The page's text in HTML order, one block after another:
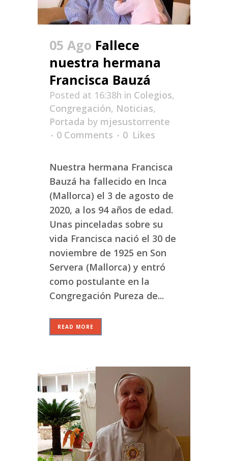
05 Ago Fallece
nuestra hermana
Francisca Bauzá
Posted at 16:38h in Colegios,
Congregación, Noticias,
Portada by mjesustorrente
0 Comments
0 Likes
Nuestra hermana Francisca
Bauzá ha fallecido en Inca
(Mallorca) el 3 de agosto de
2020, a los 94 años de edad.
Unas pinceladas sobre su
vida Francisca nació el 30 de
noviembre de 1925 en Son
Servera (Mallorca) y entró
como postulante en la
Congregación Pureza de...
READ MORE